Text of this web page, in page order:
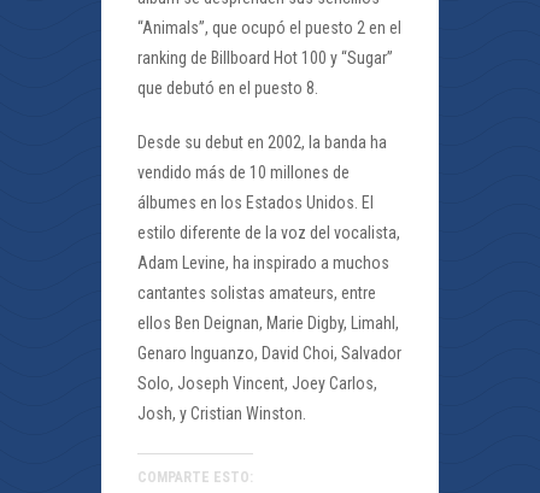
“Animals”, que ocupó el puesto 2 en el
ranking de Billboard Hot 100 y “Sugar”
que debutó en el puesto 8.
Desde su debut en 2002, la banda ha
vendido más de 10 millones de
álbumes en los Estados Unidos. El
estilo diferente de la voz del vocalista,
Adam Levine, ha inspirado a muchos
cantantes solistas amateurs, entre
ellos Ben Deignan, Marie Digby, Limahl,
Genaro Inguanzo, David Choi, Salvador
Solo, Joseph Vincent, Joey Carlos,
Josh, y Cristian Winston.
COMPARTE ESTO: